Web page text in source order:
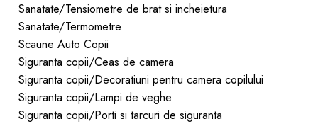
Sanatate/Tensiometre de brat si incheietura
Sanatate/Termometre
Scaune Auto Copii
Siguranta copii/Ceas de camera
Siguranta copii/Decoratiuni pentru camera copilului
Siguranta copii/Lampi de veghe
Siguranta copii/Porti si tarcuri de siguranta